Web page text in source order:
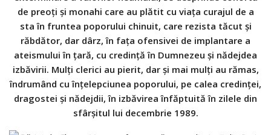
de preoţi şi monahi care au plătit cu viaţa curajul de a
sta în fruntea poporului chinuit, care rezista tăcut şi
răbdător, dar dârz, în faţa ofensivei de implantare a
ateismului în ţară, cu credinţă în Dumnezeu şi nădejdea
izbăvirii. Mulţi clerici au pierit, dar şi mai mulţi au rămas,
îndrumând cu înţelepciunea poporului, pe calea credinţei,
dragostei şi nădejdii, în izbăvirea înfăptuită în zilele din
sfârşitul lui decembrie 1989.